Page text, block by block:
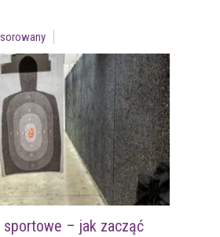
– jak zacząć